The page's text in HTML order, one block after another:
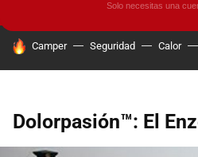
HOY SE HABLA DE
Camper Seguridad Calor
Dolorpasión™: El
Solo necesitas una